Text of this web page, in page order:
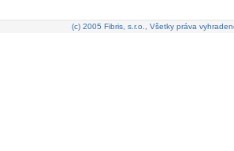
(c) 2005 Fibris, s.r.o., Všetky práva